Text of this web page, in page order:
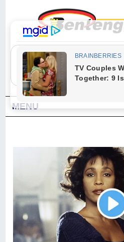
"Sesungguhnya Allah dan para
Wahai orang-orang yang beriman,
ucapkanlah salam dengan penuh
Ahzab Ayat
MENU